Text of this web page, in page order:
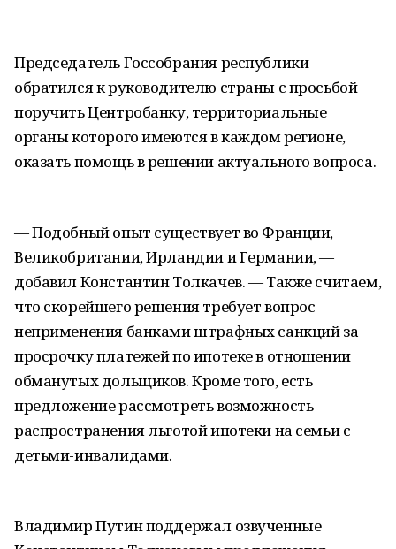
Председатель Госсобрания республики
обратился к руководителю страны с просьбой
поручить Центробанку, территориальные
органы которого имеются в каждом регионе,
оказать помощь в решении актуального вопроса.
— Подобный опыт существует во Франции,
Великобритании, Ирландии и Германии, —
добавил Константин Толкачев. — Также считаем,
что скорейшего решения требует вопрос
неприменения банками штрафных санкций за
просрочку платежей по ипотеке в отношении
обманутых дольщиков. Кроме того, есть
предложение рассмотреть возможность
распространения льготой ипотеки на семьи с
детьми-инвалидами.
Владимир Путин поддержал озвученные